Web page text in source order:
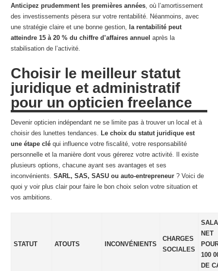
Anticipez prudemment les premières années , où l’amortissement
des investissements pèsera sur votre rentabilité. Néanmoins, avec
une stratégie claire et une bonne gestion, la rentabilité peut
atteindre 15 à 20 % du chiffre d’affaires annuel après la
stabilisation de l’activité.
Choisir le meilleur statut
juridique et administratif
pour un opticien freelance
Devenir opticien indépendant ne se limite pas à trouver un local et à
choisir des lunettes tendances.Le choix du statut juridique est
une étape clé qui influence votre fiscalité, votre responsabilité
personnelle et la manière dont vous gérerez votre activité. Il existe
plusieurs options, chacune ayant ses avantages et ses
inconvénients.SARL, SAS, SASU ou auto-entrepreneur ? Voici de
quoi y voir plus clair pour faire le bon choix selon votre situation et
vos ambitions.
STATUT ATOUTS INCONVÉNIENTS
CHARGES
SOCIALES
NET
100
DE